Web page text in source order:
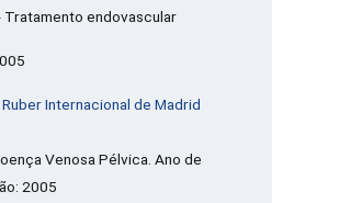
Tratamento endovascular
Internacional de Madrid
Venosa Pélvica. Ano de
2005